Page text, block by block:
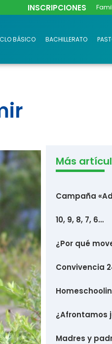
INSCRIPCIONES
BÁSICO BACHILLERATO
Más
Campaña
10, 9, 8, 7, 6…
¿Por qué
Convivencia
¿Afrontamos
Madres y